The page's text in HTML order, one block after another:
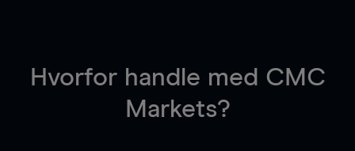
Hvorfor handle med CMC
Markets?